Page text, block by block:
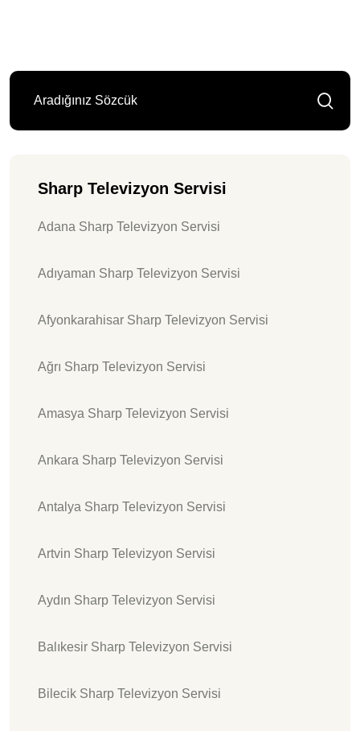
Sharp Televizyon Servisi
Adana Sharp Televizyon Servisi
Adıyaman Sharp Televizyon Servisi
Afyonkarahisar Sharp Televizyon Servisi
Ağrı Sharp Televizyon Servisi
Amasya Sharp Televizyon Servisi
Ankara Sharp Televizyon Servisi
Antalya Sharp Televizyon Servisi
Artvin Sharp Televizyon Servisi
Aydın Sharp Televizyon Servisi
Balıkesir Sharp Televizyon Servisi
Bilecik Sharp Televizyon Servisi